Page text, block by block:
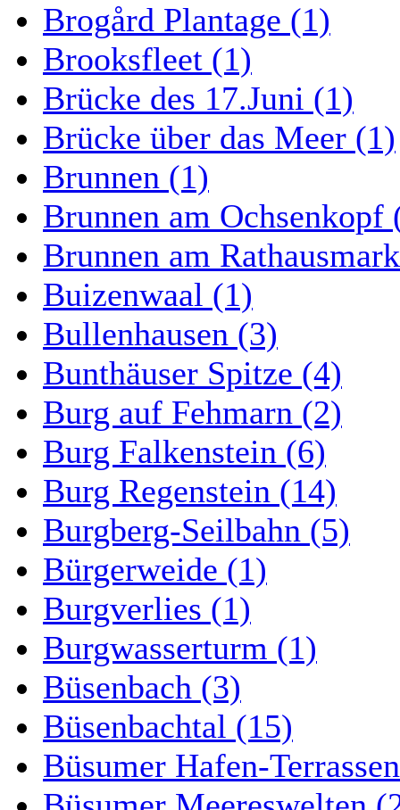
Brogård Plantage (1)
Brooksfleet (1)
Brücke des 17.Juni (1)
Brücke über das Meer (1)
Brunnen (1)
Brunnen am Ochsenkopf
Brunnen am
Buizenwaal (1)
Bullenhausen (3)
Bunthäuser Spitze (4)
Burg auf Fehmarn (2)
Burg Falkenstein (6)
Burg Regenstein (14)
Burgberg-Seilbahn (5)
Bürgerweide (1)
Burgverlies (1)
Burgwasserturm (1)
Büsenbach (3)
Büsenbachtal (15)
Büsumer Hafen-